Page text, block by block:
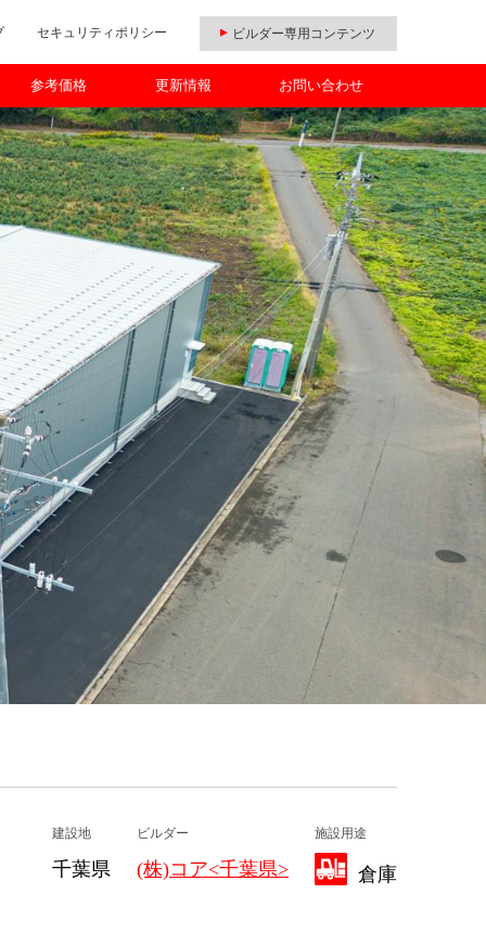
セキュリティポリシー ビルダー専用コンテンツ
参考価格 更新情報 お問い合わせ
建設地
千葉県
ビルダー
(株)コア<千葉県>
施設用途
倉庫